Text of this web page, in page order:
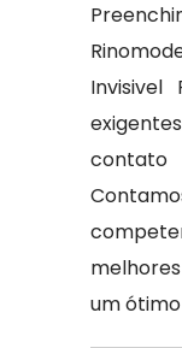
Invisivel
um